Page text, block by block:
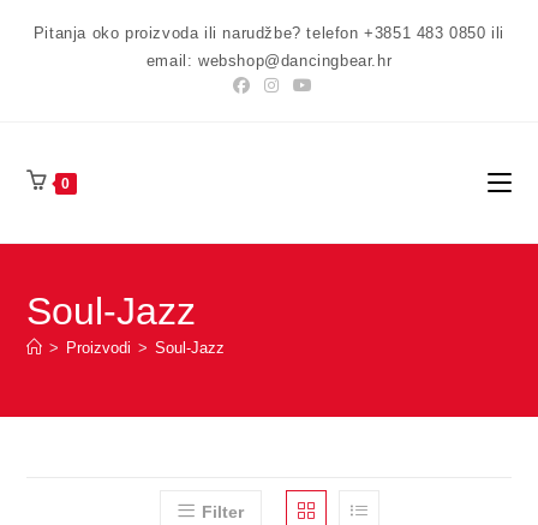
Pitanja oko proizvoda ili narudžbe? telefon +3851 483 0850 ili
email: webshop@dancingbear.hr
0
Soul-Jazz
> Proizvodi > Soul-Jazz
Filter